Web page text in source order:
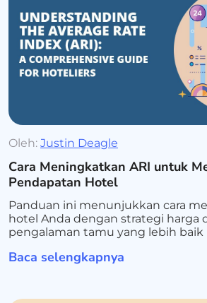
Oleh: Justin Deagle
Cara Meningkatkan ARI untuk
Pendapatan Hotel
Panduan ini menunjukkan cara
hotel Anda dengan strategi harga
pengalaman tamu yang lebih
Baca selengkapnya